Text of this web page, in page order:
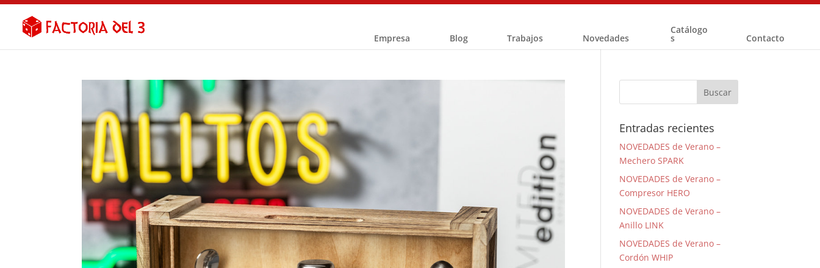
Empresa Blog Trabajos Novedades
Catálogo
s Contacto
Entradas recientes
NOVEDADES de Verano –
Mechero SPARK
NOVEDADES de Verano –
Compresor HERO
NOVEDADES de Verano –
Anillo LINK
NOVEDADES de Verano –
Cordón WHIP